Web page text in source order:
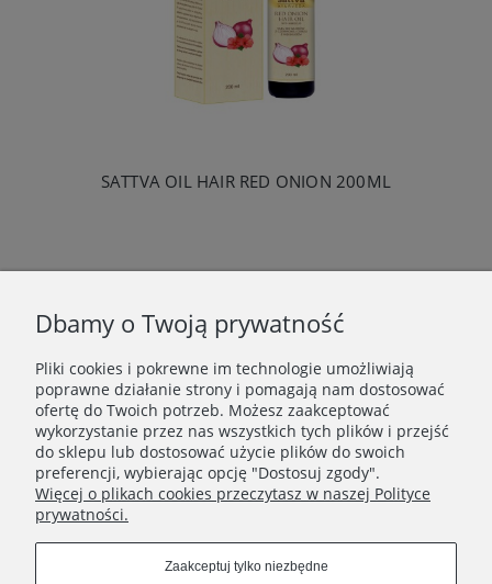
SATTVA OIL HAIR RED ONION 200ML
WAŻNE INFORMACJE
POLECANE STRONY
Dbamy o Twoją prywatność
Pliki cookies i pokrewne im technologie umożliwiają
poprawne działanie strony i pomagają nam dostosować
ofertę do Twoich potrzeb. Możesz zaakceptować
wykorzystanie przez nas wszystkich tych plików i przejść
do sklepu lub dostosować użycie plików do swoich
preferencji, wybierając opcję "Dostosuj zgody".
Więcej o plikach cookies przeczytasz w naszej Polityce
prywatności.
Zaakceptuj tylko niezbędne